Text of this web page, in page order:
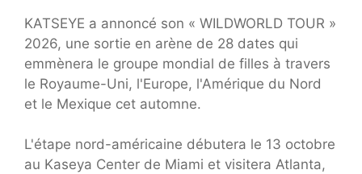
KATSEYE a annoncé son « WILDWORLD TOUR »
2026, une sortie en arène de 28 dates qui
emmènera le groupe mondial de filles à travers
le Royaume-Uni, l'Europe, l'Amérique du Nord
et le Mexique cet automne.
L'étape nord-américaine débutera le 13 octobre
au Kaseya Center de Miami et visitera Atlanta,